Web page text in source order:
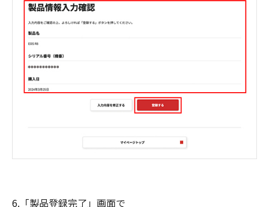
6.「製品登録完了」画面で